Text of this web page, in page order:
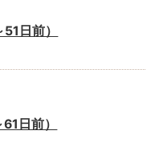
日前）
日前）